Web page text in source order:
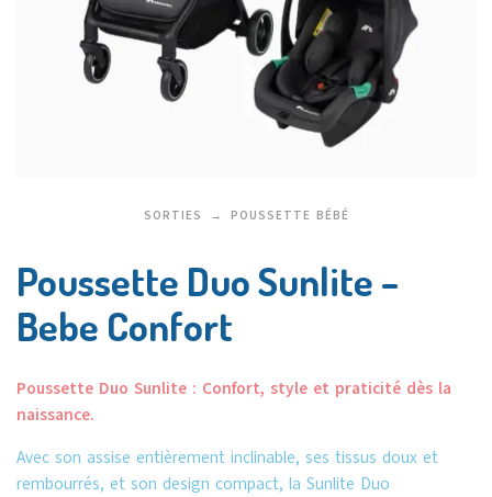
SORTIES POUSSETTE BÉBÉ
Poussette Duo Sunlite –
Bebe Confort
Poussette Duo Sunlite : Confort, style et praticité dès la
naissance.
Avec son assise entièrement inclinable, ses tissus doux et
rembourrés, et son design compact, la Sunlite Duo